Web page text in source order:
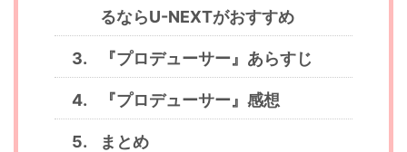
るならU-NEXTがおすすめ
『プロデューサー』あらすじ
『プロデューサー』感想
まとめ